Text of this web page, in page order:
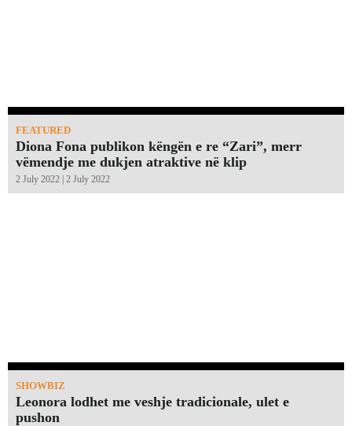
FEATURED
Diona Fona publikon këngën e re “Zari”, merr
vëmendje me dukjen atraktive në klip
2 July 2022 | 2 July 2022
SHOWBIZ
Leonora lodhet me veshje tradicionale, ulet e
pushon